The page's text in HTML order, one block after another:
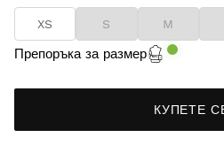
XS S M
Препоръка за размер
КУПЕТЕ